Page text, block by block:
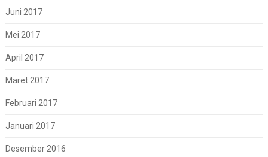
Juni 2017
Mei 2017
April 2017
Maret 2017
Februari 2017
Januari 2017
Desember 2016